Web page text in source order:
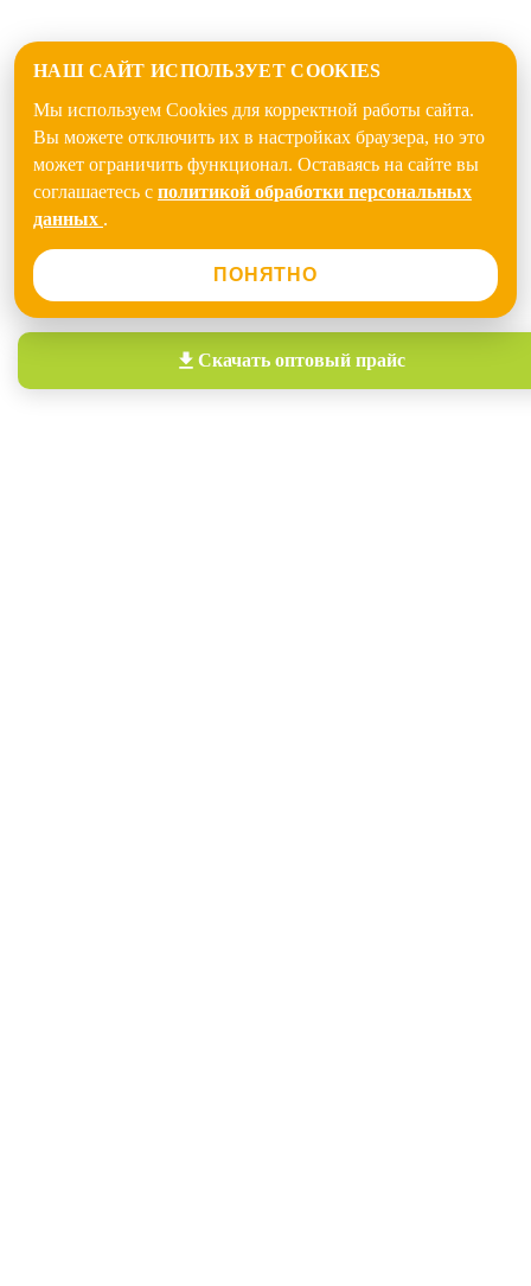
НАШ САЙТ ИСПОЛЬЗУЕТ COOKIES
Мы используем Cookies для корректной работы сайта.
Вы можете отключить их в настройках браузера, но это
может ограничить функционал. Оставаясь на сайте вы
соглашаетесь с политикой обработки персональных
данных .
ПОНЯТНО
Скачать оптовый прайс